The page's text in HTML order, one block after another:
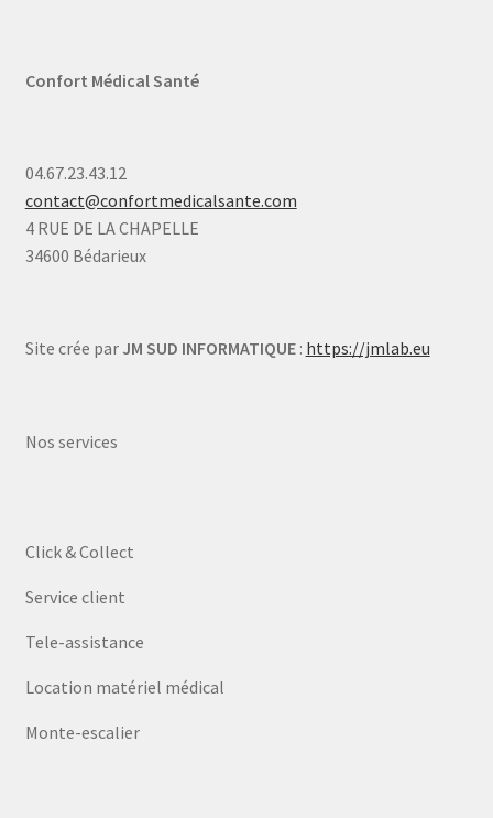
Confort Médical Santé
04.67.23.43.12
contact@confortmedicalsante.com
4 RUE DE LA CHAPELLE
34600 Bédarieux
Site crée par JM SUD INFORMATIQUE: https://jmlab.eu
Nos services
Click & Collect
Service client
Tele-assistance
Location matériel médical
Monte-escalier